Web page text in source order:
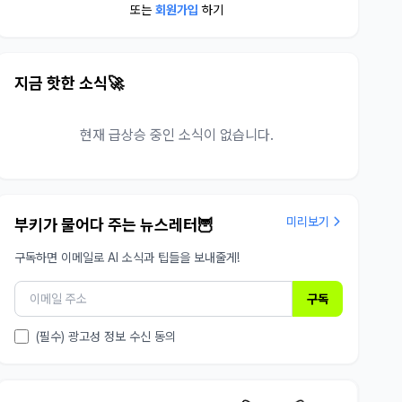
또는회원가입 하기
지금 핫한 소식🚀
현재 급상승 중인 소식이 없습니다.
부키가 물어다 주는 뉴스레터🦉 미리보기
구독하면 이메일로 AI 소식과 팁들을 보내줄게!
구독
(필수) 광고성 정보 수신 동의